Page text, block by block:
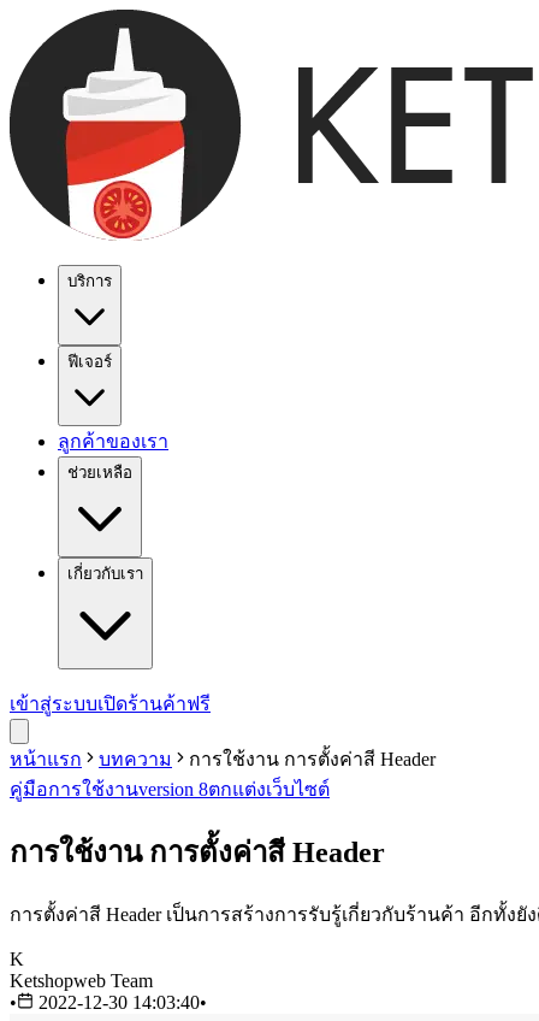
บริการ
ฟีเจอร์
ลูกค้าของเรา
ช่วยเหลือ
เกี่ยวกับเรา
เข้าสู่ระบบเปิดร้านค้าฟรี
หน้าแรก บทความ
การใช้งาน การตั้งค่าสี Header
คู่มือการใช้งานversion 8ตกแต่งเว็บไซต์
การใช้งาน การตั้งค่าสี Header
การตั้งค่าสี Header เป็นการสร้างการรับรู้เกี่ยวกับร้านค้า อีก
K
Ketshopweb Team
•
2022-12-30 14:03:40•